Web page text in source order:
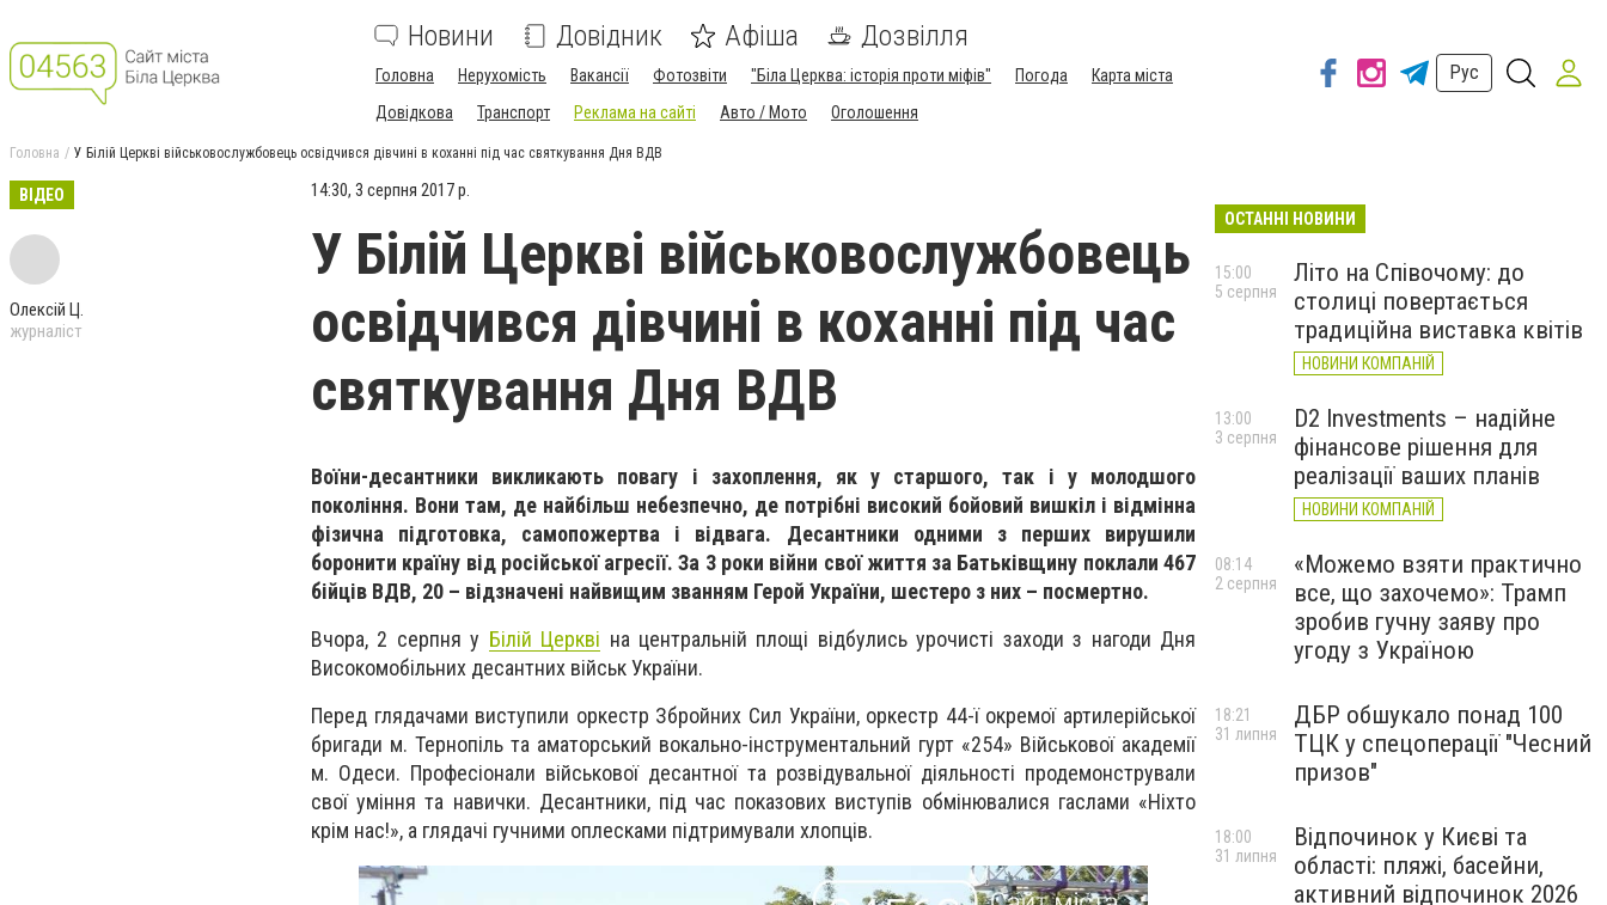
Новини Довідник Афіша Дозвілля
Головна Нерухомість Вакансії Фотозвіти "Біла Церква: історія проти міфів" Погода
Карта міста
Довідкова
Транспорт Реклама на сайті Авто / Мото Оголошення
Рус
Головна У Білій Церкві військовослужбовець освідчився дівчині в коханні під час святкування Дня ВДВ
ВІДЕО
Олексій Ц.
журналіст
14:30, 3 серпня 2017 р.
У Білій Церкві військовослужбовець
освідчився дівчині в коханні під час
святкування Дня ВДВ
Воїни-десантники викликають повагу і захоплення, як у старшого, так і у молодшого
покоління. Вони там, де найбільш небезпечно, де потрібні високий бойовий вишкіл і відмінна
фізична підготовка, самопожертва і відвага. Десантники одними з перших вирушили
боронити країну від російської агресії. За 3 роки війни свої життя за Батьківщину поклали 467
бійців ВДВ, 20 – відзначені найвищим званням Герой України, шестеро з них – посмертно.
Вчора, 2 серпня у Білій Церкві на центральній площі відбулись урочисті заходи з нагоди Дня
Високомобільних десантних військ України.
Перед глядачами виступили оркестр Збройних Сил України, оркестр 44-ї окремої артилерійської
бригади м. Тернопіль та аматорський вокально-інструментальний гурт «254» Військової академії
м. Одеси. Професіонали військової десантної та розвідувальної діяльності продемонстрували
свої уміння та навички. Десантники, під час показових виступів обмінювалися гаслами «Ніхто
крім нас!», а глядачі гучними оплесками підтримували хлопців.
ОСТАННІ НОВИНИ
Літо на Співочому: до
столиці повертається
традиційна виставка квітів
НОВИНИ КОМПАНІЙ
15:00
5 серпня
D2 Investments – надійне
фінансове рішення для
реалізації ваших планів
НОВИНИ КОМПАНІЙ
13:00
3 серпня
«Можемо взяти практично
все, що захочемо»: Трамп
зробив гучну заяву про
угоду з Україною
08:14
2 серпня
ДБР обшукало понад 100
ТЦК у спецоперації "Чесний
призов"
18:21
31 липня
Відпочинок у Києві та
області: пляжі, басейни,
активний відпочинок 2026
18:00
31 липня